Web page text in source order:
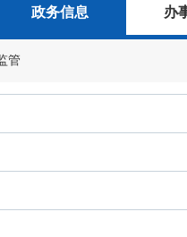
政务信息 办
管